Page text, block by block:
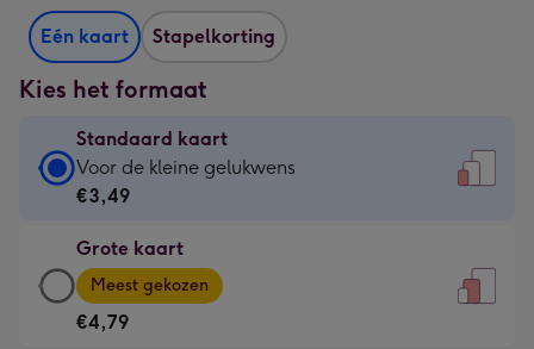
Eén kaart Stapelkorting
Kies het formaat
Standaard kaart
Standaard
kaart
€3,49
-
Voor
Voor de kleine gelukwens
€3,49
Grote kaart
Grote
kaart
-
Meest gekozen
€4,79